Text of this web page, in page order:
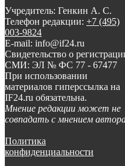
Учредитель: Генкин А. С.
Телефон редакции: +7 (495)
003-9824
E-mail: info@if24.ru
Свидетельство о
СМИ: ЭЛ № ФС 77 - 67477
При использовании
материалов гиперссылка на
IF24.ru обязательна.
Мнение редакции может не
совпадать с мнением
Политика
конфиденциальности